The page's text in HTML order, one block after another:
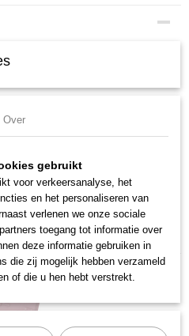
rail.
- M16
Over
gebruikt
voor verkeersanalyse, het
en het personaliseren van
verlenen we onze sociale
toegang tot informatie over
deze informatie gebruiken in
die zij mogelijk hebben verzameld
of die u hen hebt verstrekt.